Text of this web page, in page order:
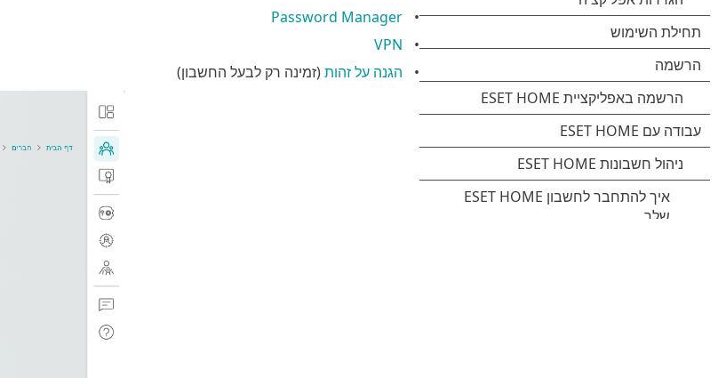
Password Manager
VPN
הגנה על זהות(זמינה רק לבעל החשבון)